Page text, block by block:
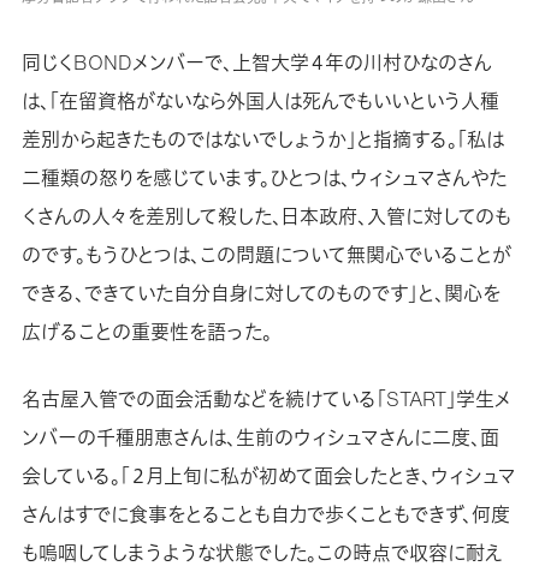
同じくBONDメンバーで、上智大学４年の川村ひなのさん
は、「在留資格がないなら外国人は死んでもいいという人種
差別から起きたものではないでしょうか」と指摘する。「私は
二種類の怒りを感じています。ひとつは、ウィシュマさんやた
くさんの人々を差別して殺した、日本政府、入管に対してのも
のです。もうひとつは、この問題について無関心でいることが
できる、できていた自分自身に対してのものです」と、関心を
広げることの重要性を語った。
名古屋入管での面会活動などを続けている「START」学生メ
ンバーの千種朋恵さんは、生前のウィシュマさんに二度、面
会している。「２月上旬に私が初めて面会したとき、ウィシュマ
さんはすでに食事をとることも自力で歩くこともできず、何度
も嗚咽してしまうような状態でした。この時点で収容に耐え